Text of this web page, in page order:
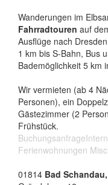
Wanderungen im
Fahrradtouren auf
Ausflüge nach
1 km bis S-Bahn, Bus
Bademöglichkeit 5 km
Wir vermieten (ab 4
Personen), ein
Gästezimmer (2
Frühstück.
Buchungsanfrage
Ferienwohnungen
01814 Bad